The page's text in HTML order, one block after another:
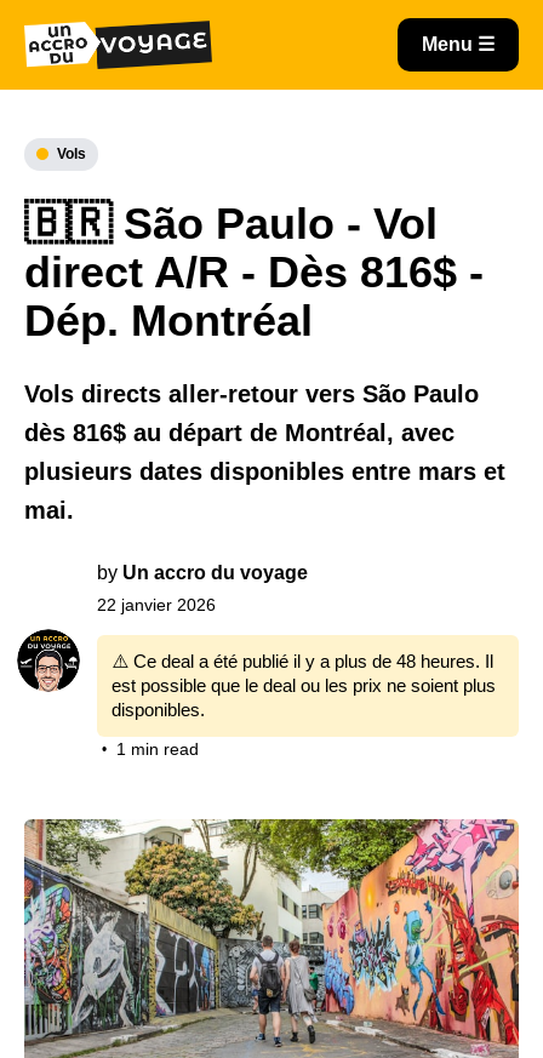
Vols
🇧🇷 São Paulo - Vol
direct A/R - Dès 816$ -
Dép. Montréal
Vols directs aller-retour vers São Paulo
dès 816$ au départ de Montréal, avec
plusieurs dates disponibles entre mars et
mai.
by Un accro du voyage
22 janvier 2026
⚠️ Ce deal a été publié il y a plus de 48 heures. Il
est possible que le deal ou les prix ne soient plus
disponibles.
• 1 min read